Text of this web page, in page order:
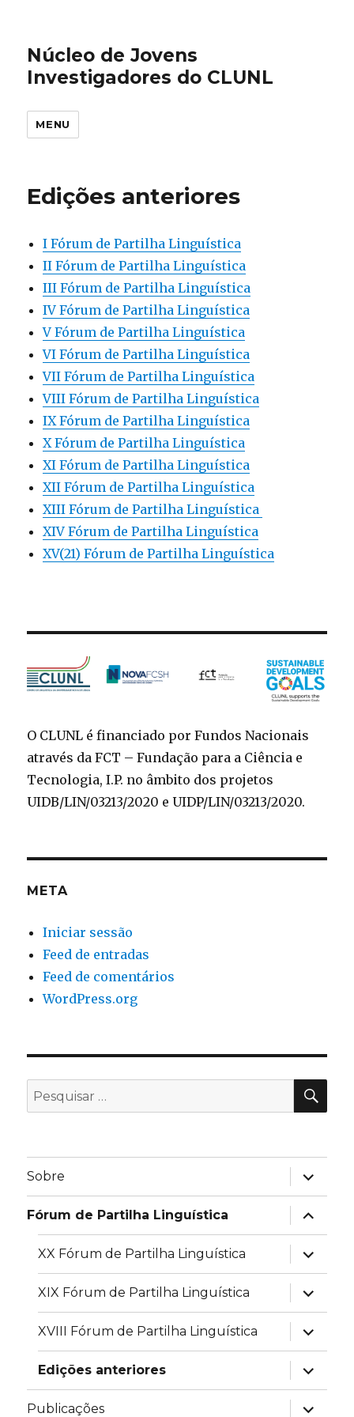
Núcleo de Jovens
Investigadores do CLUNL
MENU
Edições anteriores
I Fórum de Partilha Linguística
II Fórum de Partilha Linguística
III Fórum de Partilha Linguística
IV Fórum de Partilha Linguística
V Fórum de Partilha Linguística
VI Fórum de Partilha Linguística
VII Fórum de Partilha Linguística
VIII Fórum de Partilha Linguística
IX Fórum de Partilha Linguística
X Fórum de Partilha Linguística
XI Fórum de Partilha Linguística
XII Fórum de Partilha Linguística
XIII Fórum de Partilha Linguística
XIV Fórum de Partilha Linguística
XV(21) Fórum de Partilha Linguística
O CLUNL é financiado por Fundos Nacionais
através da FCT – Fundação para a Ciência e
Tecnologia, I.P. no âmbito dos projetos
UIDB/LIN/03213/2020 e UIDP/LIN/03213/2020.
META
Iniciar sessão
Feed de entradas
Feed de comentários
WordPress.org
Pesquisar
por:
Sobre
expandir
Fórum de Partilha Linguística
expandir
XX Fórum de Partilha Linguística
expandir
XIX Fórum de Partilha Linguística
expandir
XVIII Fórum de Partilha Linguística
expandir
Edições anteriores
expandir
Publicações
expandir